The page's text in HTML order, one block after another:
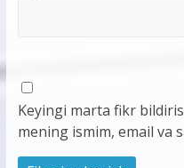
Keyingi marta fikr
mening ismim, email va